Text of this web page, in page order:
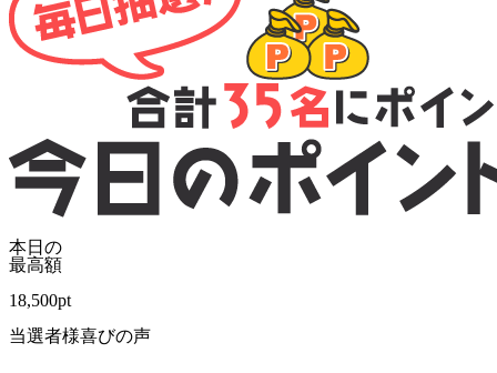
本日の
最高額
18,500pt
当選者様喜びの声